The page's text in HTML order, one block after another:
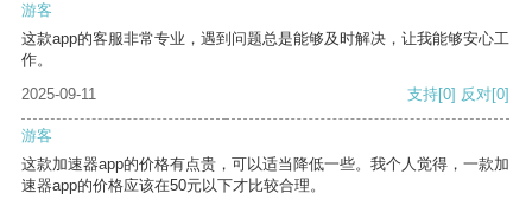
游客
这款app的客服非常专业，遇到问题总是能够及时解决，让我能够安心工
作。
2025-09-11
支持[0] 反对[0]
游客
这款加速器app的价格有点贵，可以适当降低一些。我个人觉得，一款加
速器app的价格应该在50元以下才比较合理。